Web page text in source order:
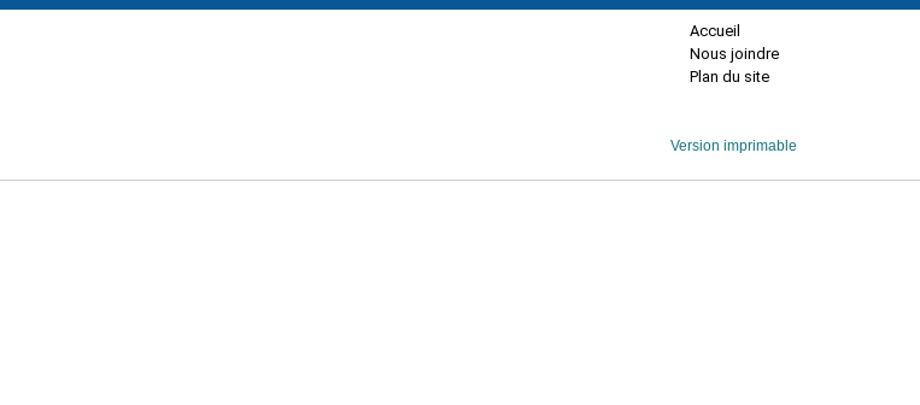
Accueil
Nous joindre
Plan du site
Version imprimable